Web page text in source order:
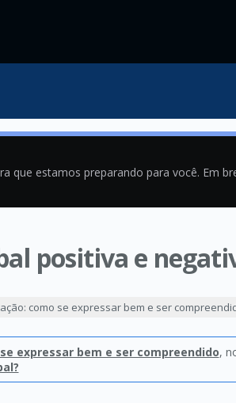
que estamos preparando para você. Em
positiva e
como se expressar bem e ser
expressar bem e ser compreendido,